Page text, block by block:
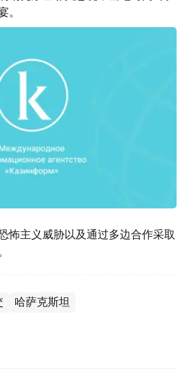
。
怖主义威胁以及通过多边合作采取
哈萨克斯坦